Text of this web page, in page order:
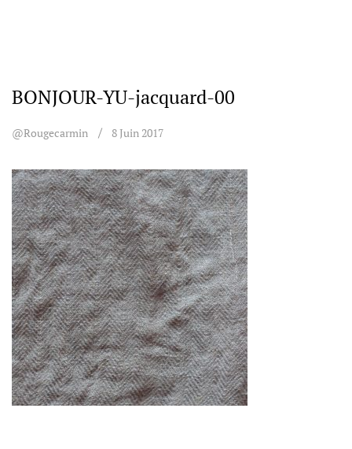
BONJOUR-YU-jacquard-00
@rougecarmin 8 Juin 2017